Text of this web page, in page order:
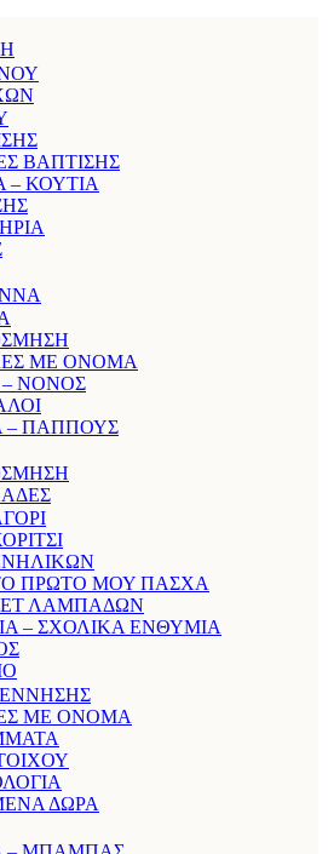
ΒΑΠΤΙΣΗΣ
– ΚΟΥΤΙΑ
ΜΕ ΟΝΟΜΑ
ΝΟΝΟΣ
– ΠΑΠΠΟΥΣ
ΠΡΩΤΟ ΜΟΥ ΠΑΣΧΑ
ΛΑΜΠΑΔΩΝ
– ΣΧΟΛΙΚΑ ΕΝΘΥΜΙΑ
ΜΕ ΟΝΟΜΑ
ΔΩΡΑ